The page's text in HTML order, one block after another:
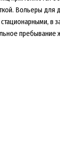
Вольеры для
в
пребывание